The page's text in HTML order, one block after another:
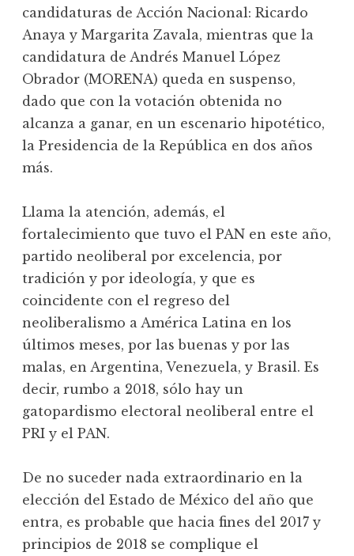
candidaturas de Acción Nacional: Ricardo
Anaya y Margarita Zavala, mientras que la
candidatura de Andrés Manuel López
Obrador (MORENA) queda en suspenso,
dado que con la votación obtenida no
alcanza a ganar, en un escenario hipotético,
la Presidencia de la República en dos años
más.
Llama la atención, además, el
fortalecimiento que tuvo el PAN en este año,
partido neoliberal por excelencia, por
tradición y por ideología, y que es
coincidente con el regreso del
neoliberalismo a América Latina en los
últimos meses, por las buenas y por las
malas, en Argentina, Venezuela, y Brasil. Es
decir, rumbo a 2018, sólo hay un
gatopardismo electoral neoliberal entre el
PRI y el PAN.
De no suceder nada extraordinario en la
elección del Estado de México del año que
entra, es probable que hacia fines del 2017 y
principios de 2018 se complique el